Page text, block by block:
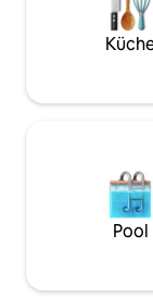
Eingebettet in
Lage, aber
Mischung aus
Pool